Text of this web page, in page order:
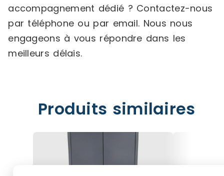
accompagnement dédié ? Contactez-nous
par téléphone ou par email. Nous nous
engageons à vous répondre dans les
meilleurs délais.
Produits similaires